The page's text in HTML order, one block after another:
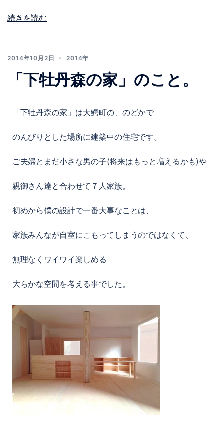
続きを読む
2014年10月2日 2014年
「下牡丹森の家」のこと。
「下牡丹森の家」は大鰐町の、のどかで
のんびりとした場所に建築中の住宅です。
ご夫婦とまだ小さな男の子(将来はもっと増えるかも)や
親御さん達と合わせて７人家族。
初めから僕の設計で一番大事なことは、
家族みんなが自室にこもってしまうのではなくて、
無理なくワイワイ楽しめる
大らかな空間を考える事でした。